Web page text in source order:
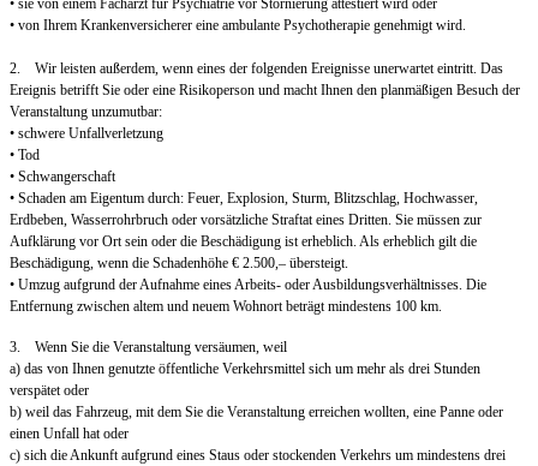
• sie von einem Facharzt für Psychiatrie vor Stornierung attestiert wird oder
• von Ihrem Krankenversicherer eine ambulante Psychotherapie genehmigt wird.
2. Wir leisten außerdem, wenn eines der folgenden Ereignisse unerwartet eintritt. Das
Ereignis betrifft Sie oder eine Risikoperson und macht Ihnen den planmäßigen Besuch der
Veranstaltung unzumutbar:
• schwere Unfallverletzung
• Tod
• Schwangerschaft
• Schaden am Eigentum durch: Feuer, Explosion, Sturm, Blitzschlag, Hochwasser,
Erdbeben, Wasserrohrbruch oder vorsätzliche Straftat eines Dritten. Sie müssen zur
Aufklärung vor Ort sein oder die Beschädigung ist erheblich. Als erheblich gilt die
Beschädigung, wenn die Schadenhöhe € 2.500,– übersteigt.
• Umzug aufgrund der Aufnahme eines Arbeits- oder Ausbildungsverhältnisses. Die
Entfernung zwischen altem und neuem Wohnort beträgt mindestens 100 km.
3. Wenn Sie die Veranstaltung versäumen, weil
a) das von Ihnen genutzte öffentliche Verkehrsmittel sich um mehr als drei Stunden
verspätet oder
b) weil das Fahrzeug, mit dem Sie die Veranstaltung erreichen wollten, eine Panne oder
einen Unfall hat oder
c) sich die Ankunft aufgrund eines Staus oder stockenden Verkehrs um mindestens drei